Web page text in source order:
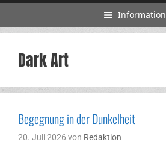
Information
Dark Art
Begegnung in der Dunkelheit
20. Juli 2026 von Redaktion